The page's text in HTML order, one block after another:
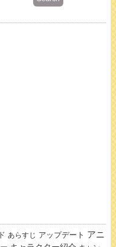
あらすじ アップデート アニ